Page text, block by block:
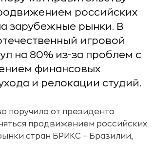
российских
зарубежные рынки. В
игровой
на 80% из-за проблем с
финансовых
и релокации студий.
поручило от президента
продвижением российских
стран БРИКС – Бразилии,